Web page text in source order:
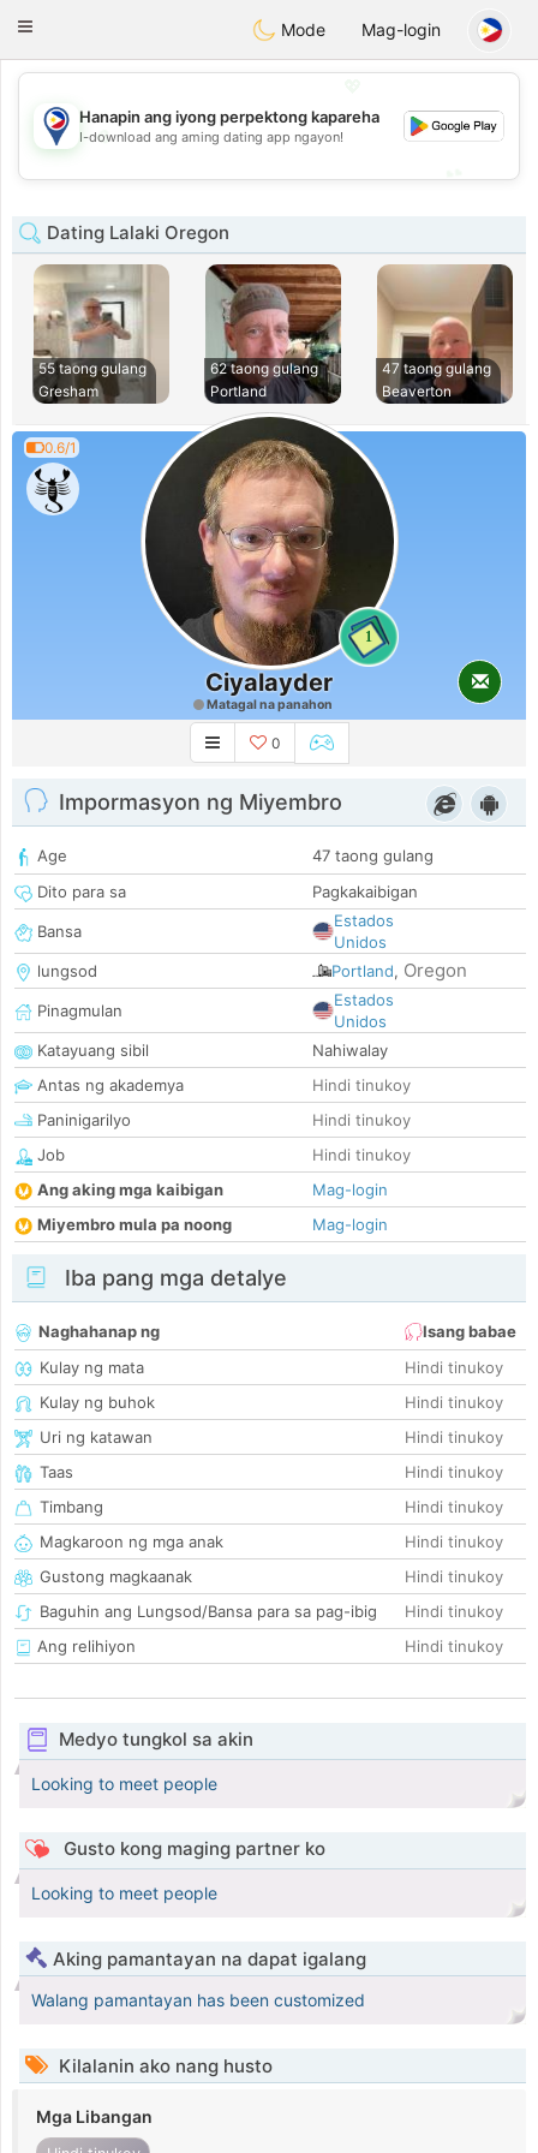
PhilippinesChat
Toggle
Mode Mag-login
💖
💕
Hanapin ang iyong perpektong kapareha
I-download ang aming dating app ngayon!
Dating Lalaki Oregon
55 taong gulang
Gresham
62 taong gulang
Portland
47 taong gulang
Beaverton
0.6/1
1
Ciyalayder
Matagal na panahon
0
Impormasyon ng Miyembro
Age
47 taong gulang
Dito para sa
Pagkakaibigan
Bansa
Estados
Unidos
lungsod
Portland, Oregon
Pinagmulan
Estados
Unidos
Katayuang sibil
Nahiwalay
Antas ng akademya
Hindi tinukoy
Paninigarilyo
Hindi tinukoy
Job
Hindi tinukoy
Ang aking mga kaibigan
Mag-login
Miyembro mula pa noong
Mag-login
Iba pang mga detalye
Naghahanap ng
Isang babae
Kulay ng mata
Hindi tinukoy
Kulay ng buhok
Hindi tinukoy
Uri ng katawan
Hindi tinukoy
Taas
Hindi tinukoy
Timbang
Hindi tinukoy
Magkaroon ng mga anak
Hindi tinukoy
Gustong magkaanak
Hindi tinukoy
Baguhin ang Lungsod/Bansa para sa pag-ibig
Hindi tinukoy
Ang relihiyon
Hindi tinukoy
Medyo tungkol sa akin
Looking to meet people
Gusto kong maging partner ko
Looking to meet people
Aking pamantayan na dapat igalang
Walang pamantayan has been customized
Kilalanin ako nang husto
Mga Libangan